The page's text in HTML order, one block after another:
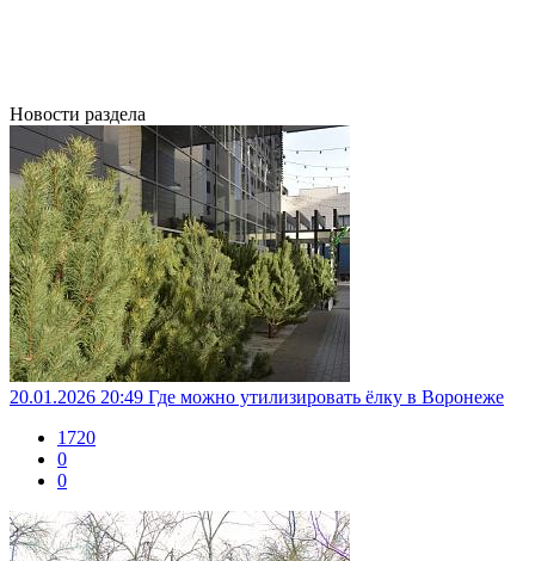
Новости раздела
20.01.2026 20:49 Где можно утилизировать ёлку в Воронеже
1720
0
0